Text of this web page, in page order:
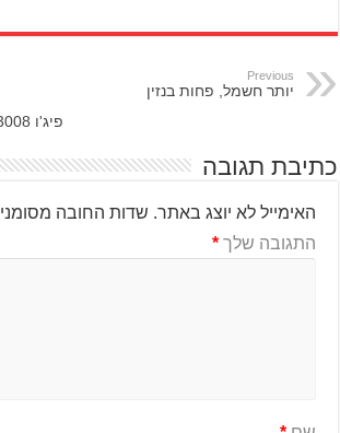
Previous
יותר חשמל, פחות בנזין
פיג'ו 3008 – מתיחת פנים
תגובה
האימייל לא יוצג באתר. שדות החובה מסומנים
התגובה שלך*